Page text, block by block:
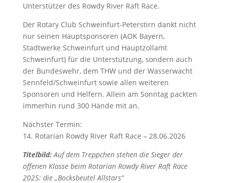
Unterstützer des Rowdy River Raft Race.
Der Rotary Club Schweinfurt-Peterstirn dankt nicht
nur seinen Hauptsponsoren (AOK Bayern,
Stadtwerke Schweinfurt und Hauptzollamt
Schweinfurt) für die Unterstützung, sondern auch
der Bundeswehr, dem THW und der Wasserwacht
Sennfeld/Schweinfurt sowie allen weiteren
Sponsoren und Helfern. Allein am Sonntag packten
immerhin rund 300 Hände mit an.
Nächster Termin:
14. Rotarian Rowdy River Raft Race – 28.06.2026
Titelbild:Auf dem Treppchen stehen die Sieger der
offenen Klasse beim Rotarian Rowdy River Raft Race
2025: die „Bocksbeutel Allstars“